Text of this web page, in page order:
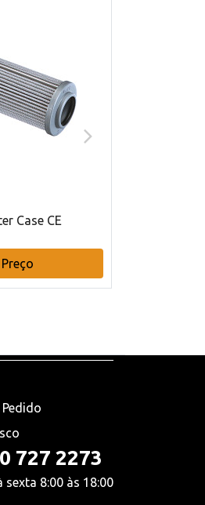
Case CE
727 2273
sexta 8:00 às 18:00